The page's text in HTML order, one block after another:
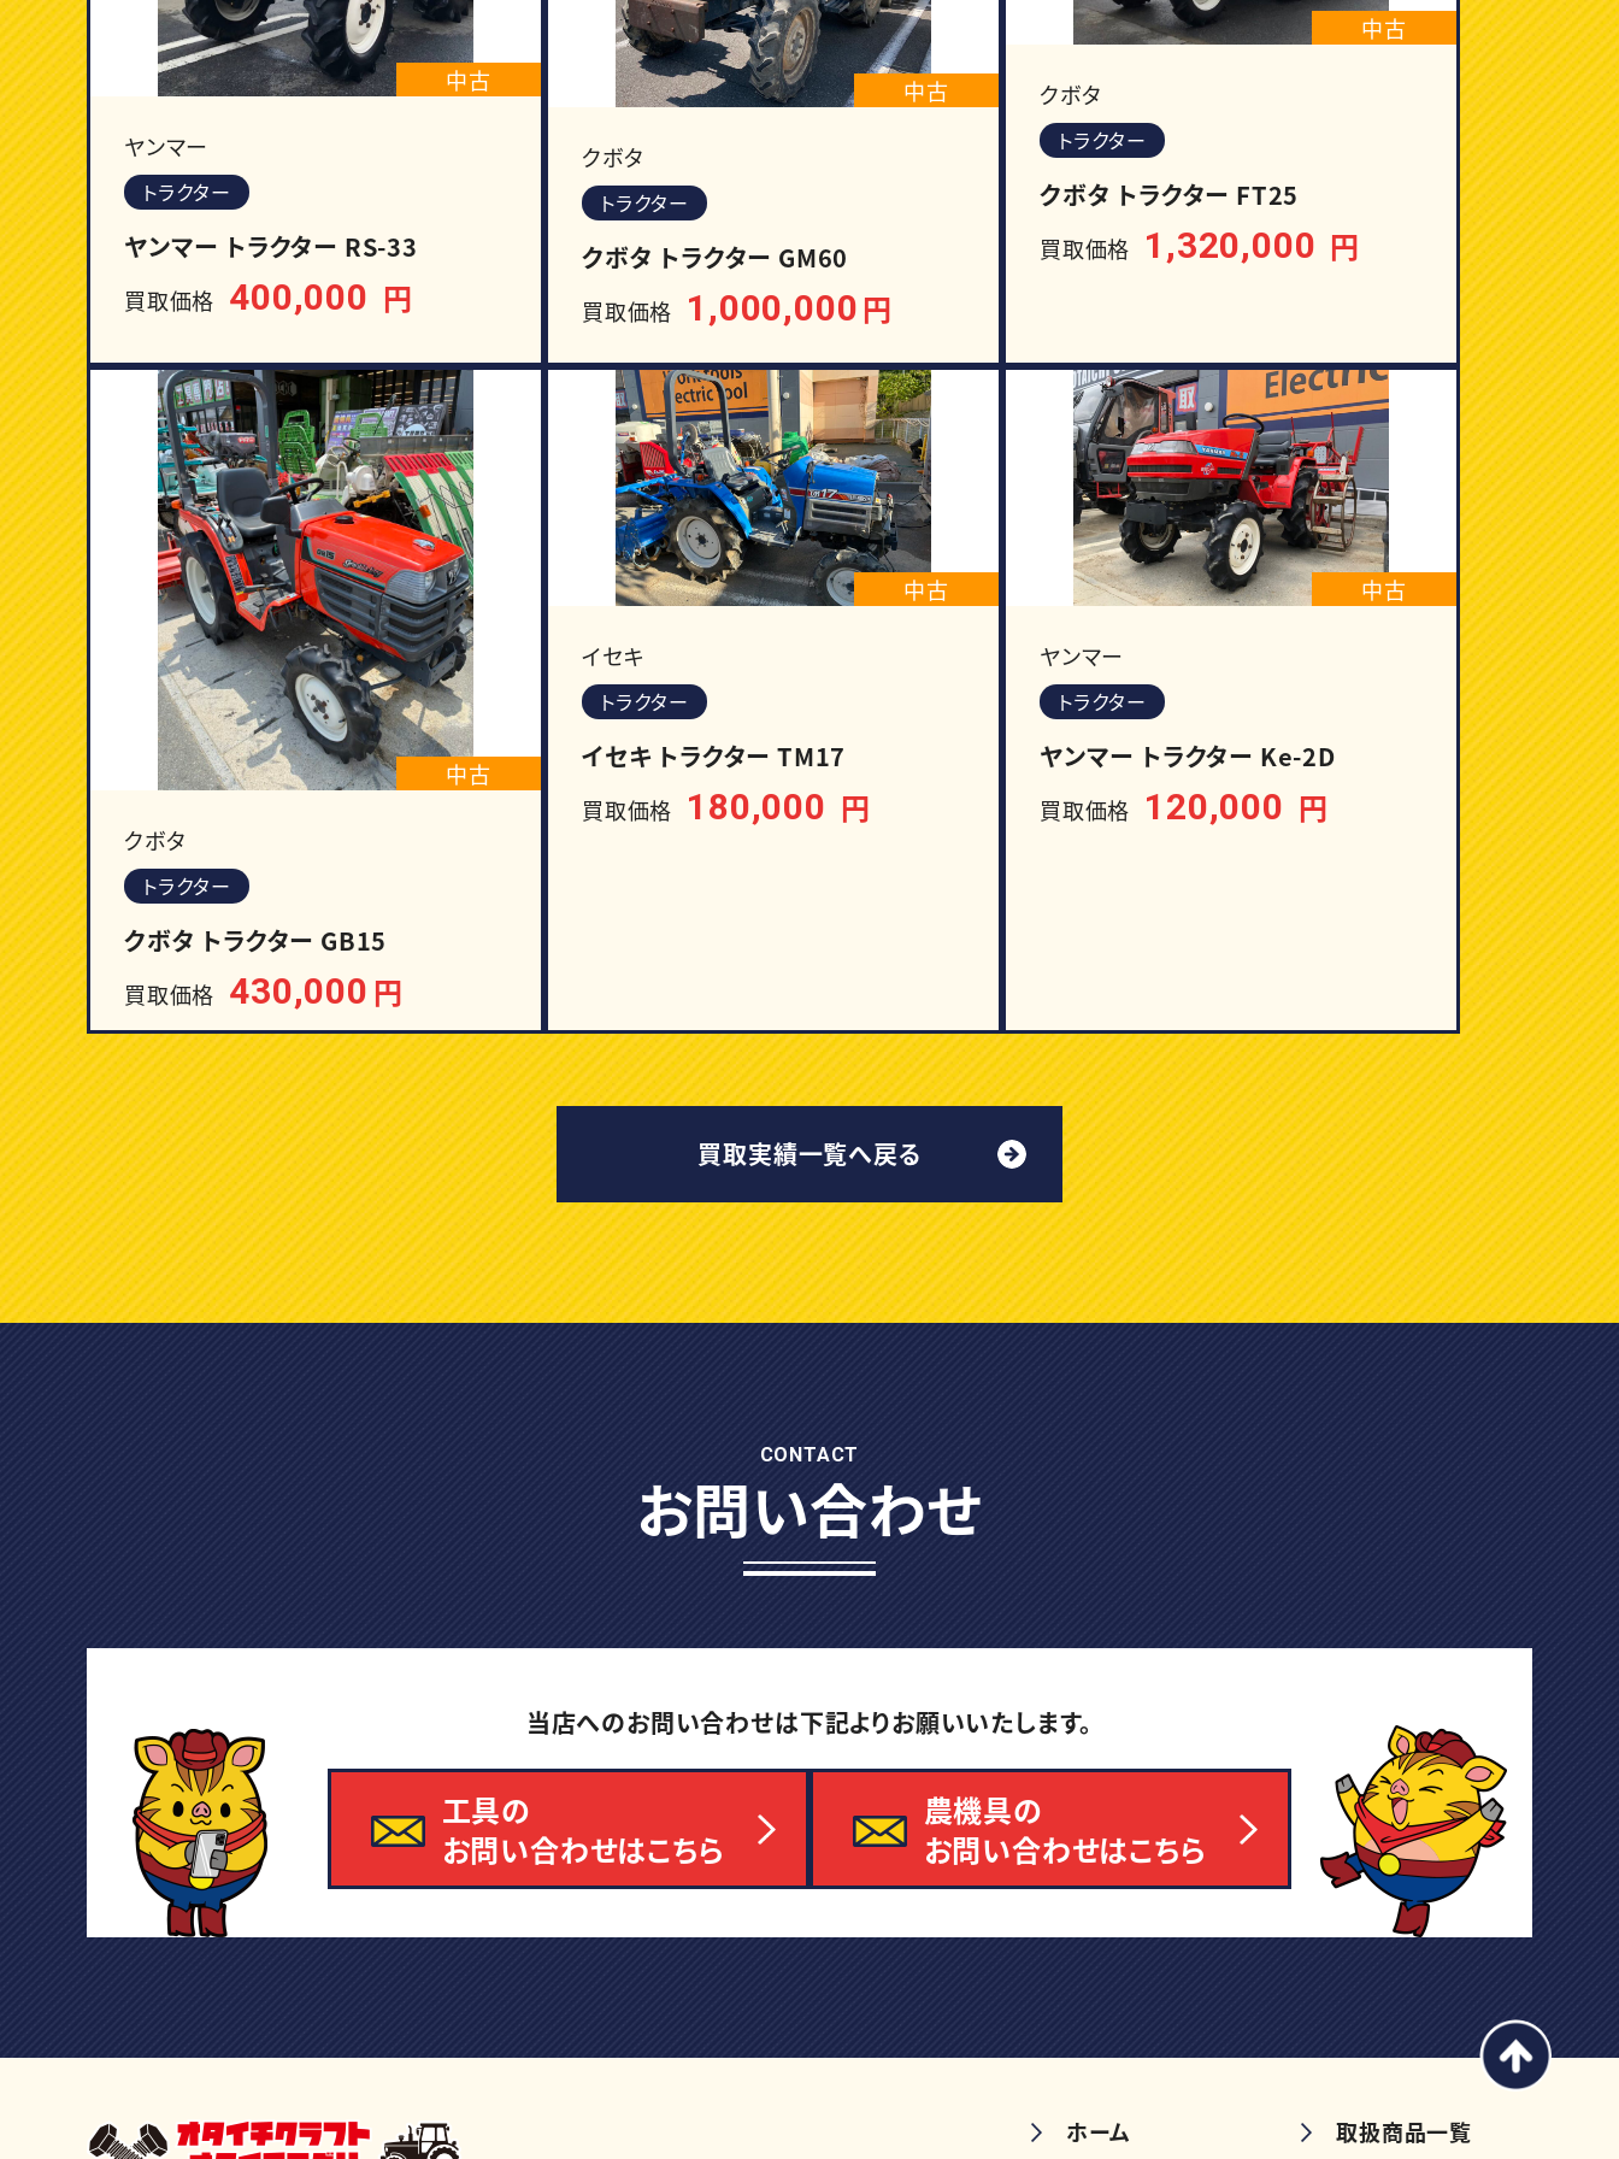
中古
ヤンマー
トラクター
ヤンマー トラクター RS-33
買取価格 400,000 円
中古
クボタ
トラクター
クボタ トラクター GM60
買取価格 1,000,000 円
中古
クボタ
トラクター
クボタ トラクター FT25
買取価格 1,320,000 円
中古
クボタ
トラクター
クボタ トラクター GB15
買取価格 430,000 円
中古
イセキ
トラクター
イセキ トラクター TM17
買取価格 180,000 円
中古
ヤンマー
トラクター
ヤンマー トラクター Ke-2D
買取価格 120,000 円
買取実績一覧へ戻る
CONTACT
お問い合わせ
当店へのお問い合わせは下記よりお願いいたします。
工具の
お問い合わせはこちら
農機具の
お問い合わせはこちら
ホーム 取扱商品一覧